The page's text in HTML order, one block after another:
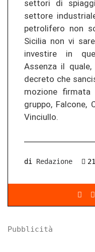
settori di
settore
petrolifero non
Sicilia non vi
investire in
Assenza il
decreto che
mozione
gruppo, Falcone,
Vinciullo.
di Redazione
Pubblicità